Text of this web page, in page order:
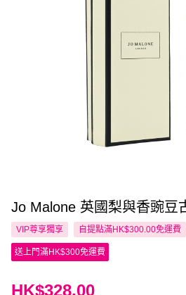
Jo Malone 英國梨與香豌豆
VIP尊享獨享 自提點滿HK$300.00免運費
送上門滿HK$300免運費
HK$328.00